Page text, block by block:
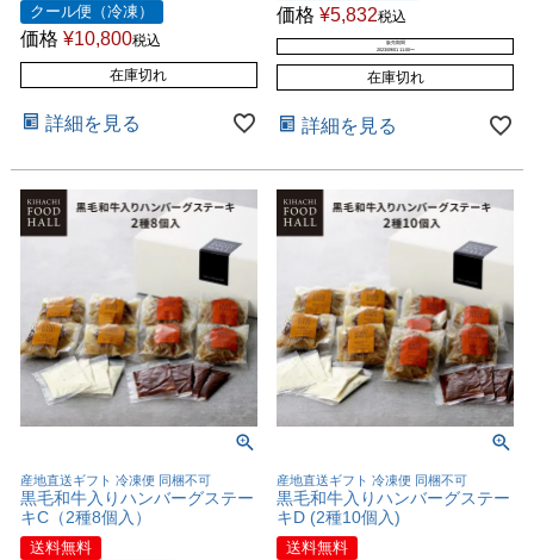
クール便（冷凍）
価格 ¥10,800税込
在庫切れ
詳細を見る
価格 ¥5,832税込
販売期間
2023/09/01 11:00〜
在庫切れ
詳細を見る
産地直送ギフト 冷凍便 同梱不可
黒毛和牛入りハンバーグステー
キC（2種8個入）
送料無料
産地直送ギフト 冷凍便 同梱不可
黒毛和牛入りハンバーグステー
キD (2種10個入)
送料無料